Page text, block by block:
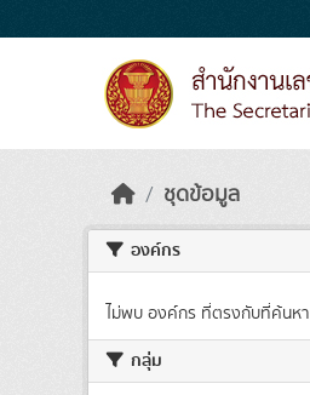
ชุดข้อมูล
องค์กร
ไม่พบ องค์กร ที่ตรงกับที่ค้นหา
กลุ่ม